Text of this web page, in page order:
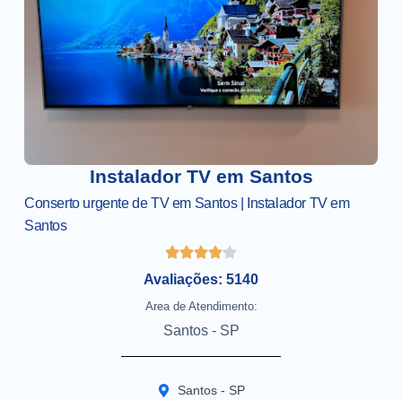
Instalador TV em Santos
Conserto urgente de TV em Santos | Instalador TV em
Santos
Avaliações: 5140
Area de Atendimento:
Santos - SP
Santos - SP